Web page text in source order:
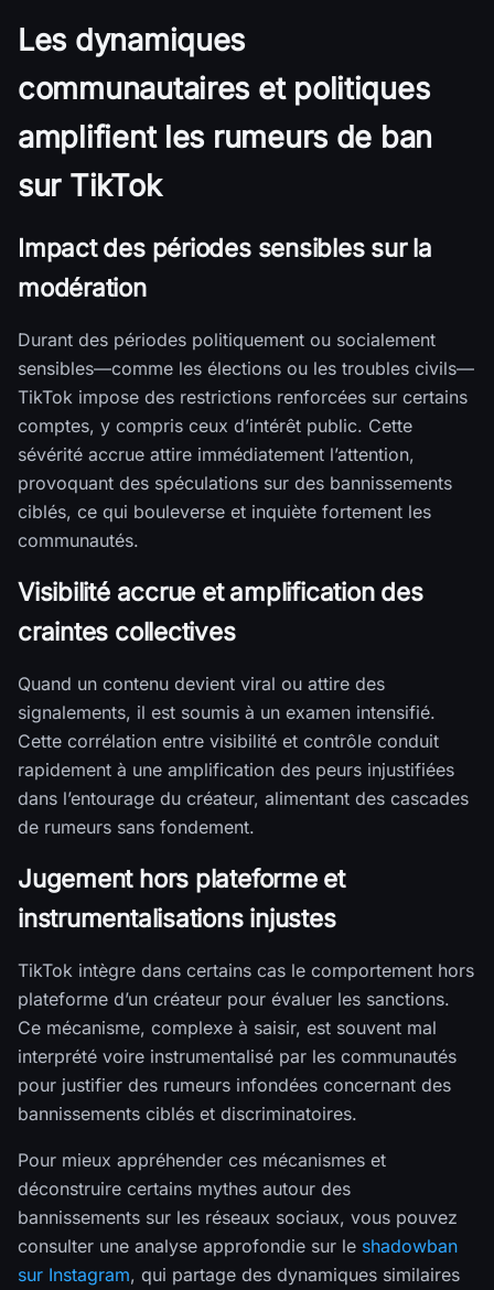
Les dynamiques
communautaires et politiques
amplifient les rumeurs de ban
sur TikTok
Impact des périodes sensibles sur la
modération
Durant des périodes politiquement ou socialement
sensibles—comme les élections ou les troubles civils—
TikTok impose des restrictions renforcées sur certains
comptes, y compris ceux d’intérêt public. Cette
sévérité accrue attire immédiatement l’attention,
provoquant des spéculations sur des bannissements
ciblés, ce qui bouleverse et inquiète fortement les
communautés.
Visibilité accrue et amplification des
craintes collectives
Quand un contenu devient viral ou attire des
signalements, il est soumis à un examen intensifié.
Cette corrélation entre visibilité et contrôle conduit
rapidement à une amplification des peurs injustifiées
dans l’entourage du créateur, alimentant des cascades
de rumeurs sans fondement.
Jugement hors plateforme et
instrumentalisations injustes
TikTok intègre dans certains cas le comportement hors
plateforme d’un créateur pour évaluer les sanctions.
Ce mécanisme, complexe à saisir, est souvent mal
interprété voire instrumentalisé par les communautés
pour justifier des rumeurs infondées concernant des
bannissements ciblés et discriminatoires.
Pour mieux appréhender ces mécanismes et
déconstruire certains mythes autour des
bannissements sur les réseaux sociaux, vous pouvez
consulter une analyse approfondie sur le shadowban
sur Instagram, qui partage des dynamiques similaires